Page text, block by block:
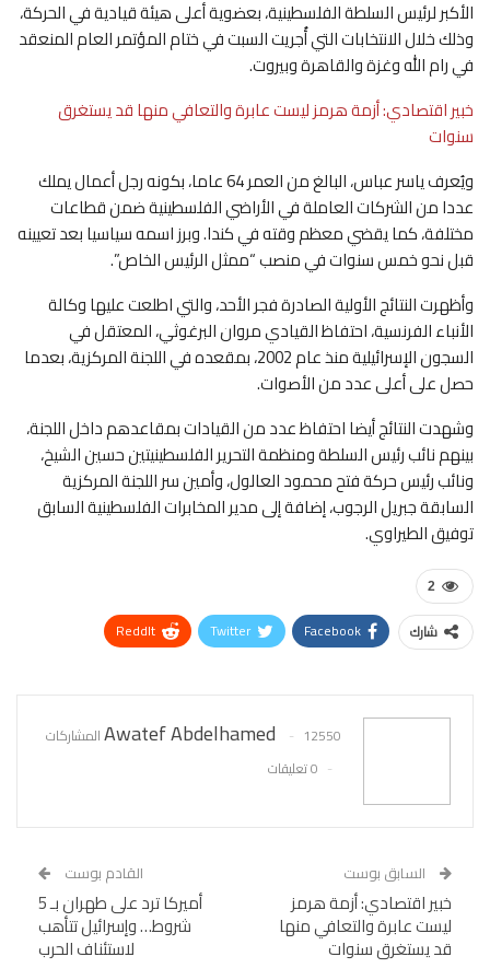
الأكبر لرئيس السلطة الفلسطينية، بعضوية أعلى هيئة قيادية في الحركة،
وذلك خلال الانتخابات التي أُجريت السبت في ختام المؤتمر العام المنعقد
في رام الله وغزة والقاهرة وبيروت.
خبير اقتصادي: أزمة هرمز ليست عابرة والتعافي منها قد يستغرق
سنوات
ويُعرف ياسر عباس، البالغ من العمر 64 عاما، بكونه رجل أعمال يملك
عددا من الشركات العاملة في الأراضي الفلسطينية ضمن قطاعات
مختلفة، كما يقضي معظم وقته في كندا. وبرز اسمه سياسيا بعد تعيينه
قبل نحو خمس سنوات في منصب “ممثل الرئيس الخاص”.
وأظهرت النتائج الأولية الصادرة فجر الأحد، والتي اطلعت عليها وكالة
الأنباء الفرنسية، احتفاظ القيادي مروان البرغوثي، المعتقل في
السجون الإسرائيلية منذ عام 2002، بمقعده في اللجنة المركزية، بعدما
حصل على أعلى عدد من الأصوات.
وشهدت النتائج أيضا احتفاظ عدد من القيادات بمقاعدهم داخل اللجنة،
بينهم نائب رئيس السلطة ومنظمة التحرير الفلسطينيتين حسين الشيخ،
ونائب رئيس حركة فتح محمود العالول، وأمين سر اللجنة المركزية
السابقة جبريل الرجوب، إضافة إلى مدير المخابرات الفلسطينية السابق
توفيق الطيراوي.
2
شارك Facebook
Twitter
ReddIt
Awatef Abdelhamed
12550 المشاركات
0 تعليقات
السابق بوست
خبير اقتصادي: أزمة هرمز
ليست عابرة والتعافي منها
قد يستغرق سنوات
القادم بوست
أميركا ترد على طهران بـ 5
شروط… وإسرائيل تتأهب
لاستئناف الحرب